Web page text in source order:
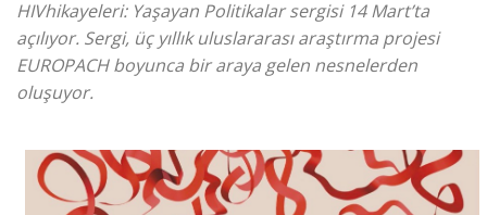
HIVhikayeleri: Yaşayan Politikalar sergisi 14 Mart’ta
açılıyor. Sergi, üç yıllık uluslararası araştırma projesi
EUROPACH boyunca bir araya gelen nesnelerden
oluşuyor.